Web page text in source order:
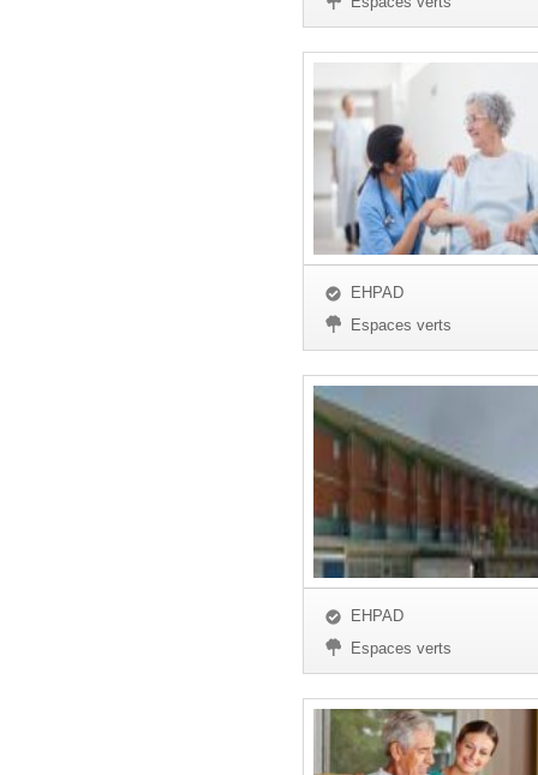
EHPAD
Espaces verts
EHPAD
Espaces verts